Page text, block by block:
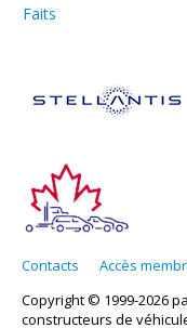
Faits
Contacts Accès
Copyright © 1999-2026
constructeurs de